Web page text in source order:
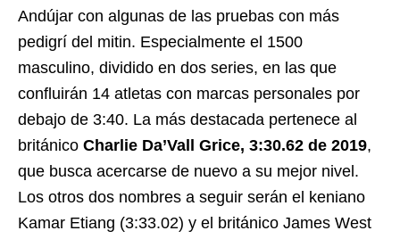
Andújar con algunas de las pruebas con más
pedigrí del mitin. Especialmente el 1500
masculino, dividido en dos series, en las que
confluirán 14 atletas con marcas personales por
debajo de 3:40. La más destacada pertenece al
británico Charlie Da’Vall Grice, 3:30.62 de 2019,
que busca acercarse de nuevo a su mejor nivel.
Los otros dos nombres a seguir serán el keniano
Kamar Etiang (3:33.02) y el británico James West